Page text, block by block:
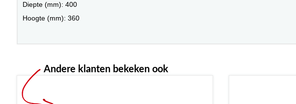
Diepte (mm): 400
Hoogte (mm): 360
Andere klanten bekeken ook